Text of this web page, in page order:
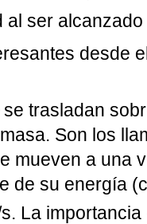
al ser
desde
trasladan
Son los
mueven a una
de su energía
La